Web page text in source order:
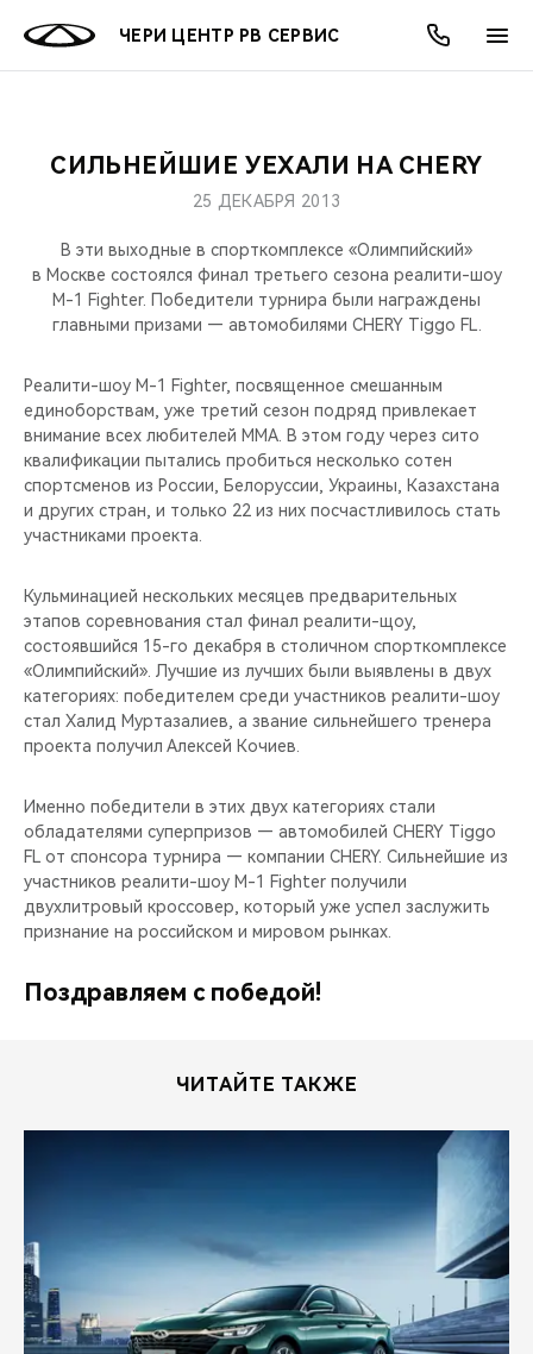
ЧЕРИ ЦЕНТР РВ СЕРВИС
МОДЕЛИ
КРОССОВЕРЫ
СЕДАНЫ
НОВИНКИ
ПОКУПАТЕЛЯМ
КРЕДИТ И СТРАХОВАНИЕ
ВЛАДЕЛЬЦАМ
ЗАПЧАСТИ И АКСЕССУАРЫ
CHERY CONNECT
МИР CHERY
О БРЕНДЕ
ЛЮДИ CHERY
БЛАГОТВОРИТЕЛЬНОСТЬ
CHERY REMOTE
CHERY И СПОРТ
НАШИ МЕРОПРИЯТИЯ
ВИДЕООБЗОРЫ
АКЦИИ
ОНЛАЙН СЕРВИСЫ
КРЕДИТ
О КОМПАНИИ
МЫ В СОЦСЕТЯХ
СИЛЬНЕЙШИЕ УЕХАЛИ НА CHERY
25 ДЕКАБРЯ 2013
В эти выходные в спорткомплексе «Олимпийский»
в Москве состоялся финал третьего сезона реалити-шоу
M-1 Fighter. Победители турнира были награждены
главными призами — автомобилями CHERY Tiggo FL.
Реалити-шоу M-1 Fighter, посвященное смешанным
единоборствам, уже третий сезон подряд привлекает
внимание всех любителей MMA. В этом году через сито
квалификации пытались пробиться несколько сотен
спортсменов из России, Белоруссии, Украины, Казахстана
и других стран, и только 22 из них посчастливилось стать
участниками проекта.
Кульминацией нескольких месяцев предварительных
этапов соревнования стал финал реалити-щоу,
состоявшийся 15-го декабря в столичном спорткомплексе
«Олимпийский». Лучшие из лучших были выявлены в двух
категориях: победителем среди участников реалити-шоу
стал Халид Муртазалиев, а звание сильнейшего тренера
проекта получил Алексей Кочиев.
Именно победители в этих двух категориях стали
обладателями суперпризов — автомобилей CHERY Tiggo
FL от спонсора турнира — компании CHERY. Сильнейшие из
участников реалити-шоу M-1 Fighter получили
двухлитровый кроссовер, который уже успел заслужить
признание на российском и мировом рынках.
Поздравляем с победой!
ЧИТАЙТЕ ТАКЖЕ